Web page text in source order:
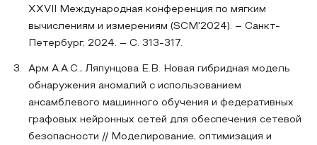
XXVII Международная конференция по мягким
вычислениям и измерениям (SCM'2024). – Санкт-
Петербург, 2024. – С. 313-317.
Арм А.А.С., Ляпунцова Е.В. Новая гибридная модель
обнаружения аномалий с использованием
ансамблевого машинного обучения и федеративных
графовых нейронных сетей для обеспечения сетевой
безопасности // Моделирование, оптимизация и